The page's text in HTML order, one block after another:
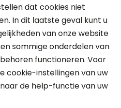
dat cookies niet
In dit laatste geval kunt u
van onze website
sommige onderdelen van
functioneren. Voor
cookie-instellingen van uw
de help-functie van uw